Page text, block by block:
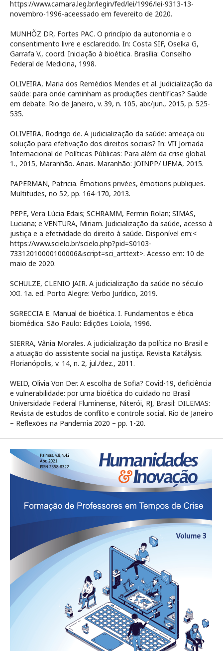
https://www.camara.leg.br/legin/fed/lei/1996/lei-9313-13-
novembro-1996-aceessado em fevereito de 2020.
MUNHÕZ DR, Fortes PAC. O princípio da autonomia e o
consentimento livre e esclarecido. In: Costa SIF, Oselka G,
Garrafa V., coord. Iniciação à bioética. Brasília: Conselho
Federal de Medicina, 1998.
OLIVEIRA, Maria dos Remédios Mendes et al. Judicialização da
saúde: para onde caminham as produções científicas? Saúde
em debate. Rio de Janeiro, v. 39, n. 105, abr./jun., 2015, p. 525-
535.
OLIVEIRA, Rodrigo de. A judicialização da saúde: ameaça ou
solução para efetivação dos direitos sociais? In: VII Jornada
Internacional de Políticas Públicas: Para além da crise global.
1., 2015, Maranhão. Anais. Maranhão: JOINPP/ UFMA, 2015.
PAPERMAN, Patricia. Émotions privées, émotions publiques.
Multitudes, no 52, pp. 164-170, 2013.
PEPE, Vera Lúcia Edais; SCHRAMM, Fermin Rolan; SIMAS,
Luciana; e VENTURA, Miriam. Judicialização da saúde, acesso à
justiça e a efetividade do direito à saúde. Disponível em:<
https://www.scielo.br/scielo.php?pid=S0103-
73312010000100006&script=sci_arttext>. Acesso em: 10 de
maio de 2020.
SCHULZE, CLENIO JAIR. A judicialização da saúde no século
XXI. 1a. ed. Porto Alegre: Verbo Jurídico, 2019.
SGRECCIA E. Manual de bioética. I. Fundamentos e ética
biomédica. São Paulo: Edições Loiola, 1996.
SIERRA, Vânia Morales. A judicialização da política no Brasil e
a atuação do assistente social na justiça. Revista Katálysis.
Florianópolis, v. 14, n. 2, jul./dez., 2011.
WEID, Olivia Von Der. A escolha de Sofia? Covid-19, deficiência
e vulnerabilidade: por uma bioética do cuidado no Brasil
Universidade Federal Fluminense, Niterói, RJ, Brasil: DILEMAS:
Revista de estudos de conflito e controle social. Rio de Janeiro
– Reflexões na Pandemia 2020 – pp. 1-20.